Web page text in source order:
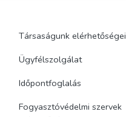
Társaságunk elérhetőségei
Ügyfélszolgálat
Időpontfoglalás
Fogyasztóvédelmi szervek